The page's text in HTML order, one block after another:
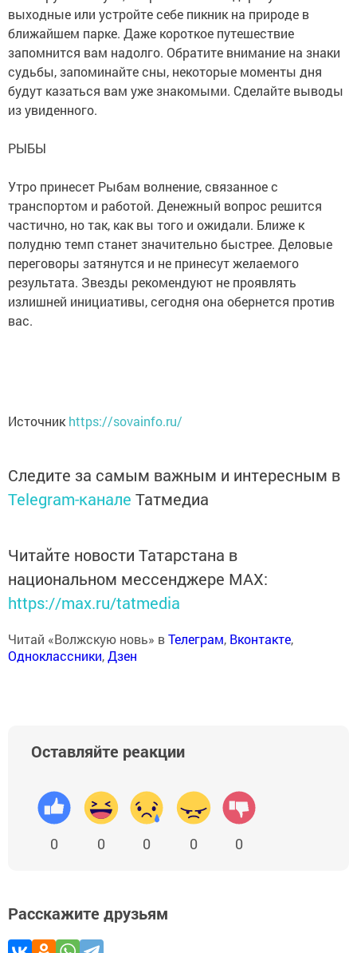
выходные или устройте себе пикник на природе в
ближайшем парке. Даже короткое путешествие
запомнится вам надолго. Обратите внимание на знаки
судьбы, запоминайте сны, некоторые моменты дня
будут казаться вам уже знакомыми. Сделайте выводы
из увиденного.
РЫБЫ
Утро принесет Рыбам волнение, связанное с
транспортом и работой. Денежный вопрос решится
частично, но так, как вы того и ожидали. Ближе к
полудню темп станет значительно быстрее. Деловые
переговоры затянутся и не принесут желаемого
результата. Звезды рекомендуют не проявлять
излишней инициативы, сегодня она обернется против
вас.
Источник https://sovainfo.ru/
Следите за самым важным и интересным в
Telegram-канале Татмедиа
Читайте новости Татарстана в
национальном мессенджере MАХ:
https://max.ru/tatmedia
Читай «Волжскую новь» вТелеграм, Вконтакте,
Одноклассники,Дзен
Оставляйте реакции
0 0 0 0 0
Расскажите друзьям